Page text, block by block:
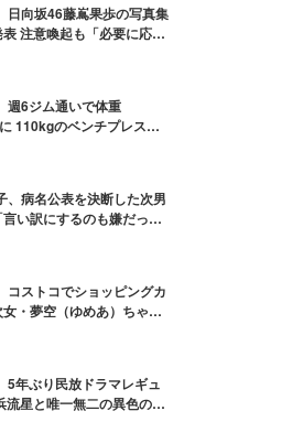
日向坂46藤嶌果歩の写真集
注意喚起も「必要に応じ
週6ジム通いで体重
110kgのベンチプレス持
と反響
、病名公表を決断した次男
い訳にするのも嫌だっ
コストコでショッピングカ
・夢空（ゆめあ）ちゃん
じる」の声
5年ぶり民放ドラマレギュ
流星と唯一無二の異色のバ